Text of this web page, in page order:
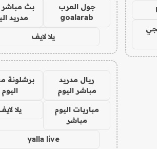
جول العرب
goalarab
بث مباشر
مدريد
يلا لايف
ريال مدريد
مباشر اليوم
برشلونة
اليوم
مباريات اليوم
مباشر
يلا
yalla live